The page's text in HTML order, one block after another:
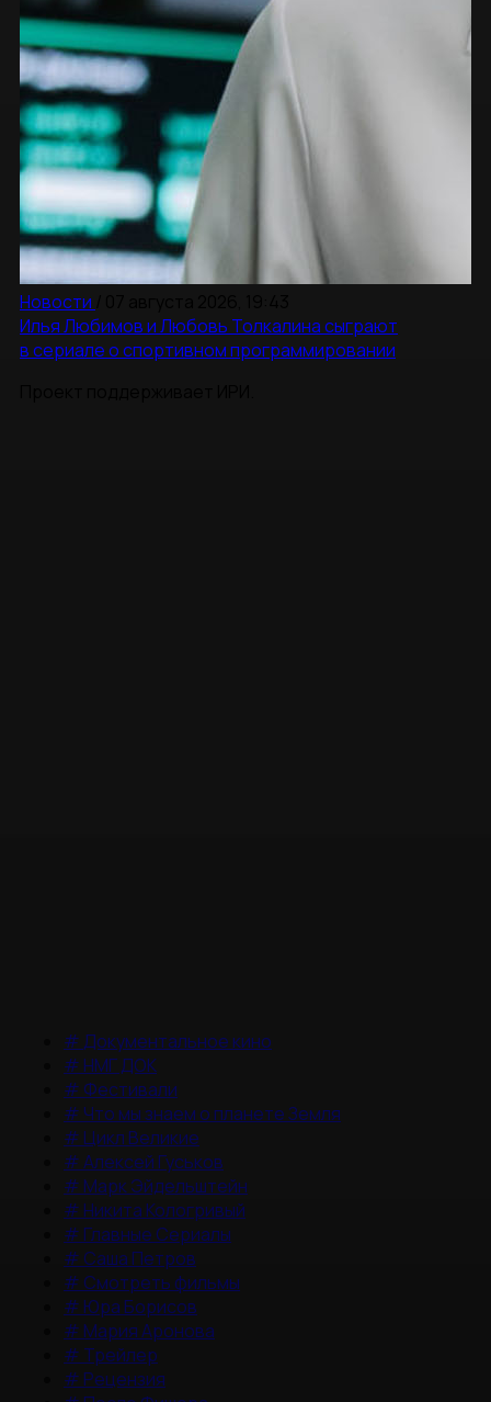
Новости
Илья Любимов и Любовь Толкалина сыграют
в сериале о спортивном программировании
# Документальное кино
# НМГ ДОК
# Фестивали
# Что мы знаем о планете Земля
# Цикл Великие
#Алексей Гуськов
# Марк Эйдельштейн
# Никита Кологривый
# Главные Сериалы
# Саша Петров
# Смотреть фильмы
# Юра Борисов
# Мария Аронова
# Трейлер
# Рецензия